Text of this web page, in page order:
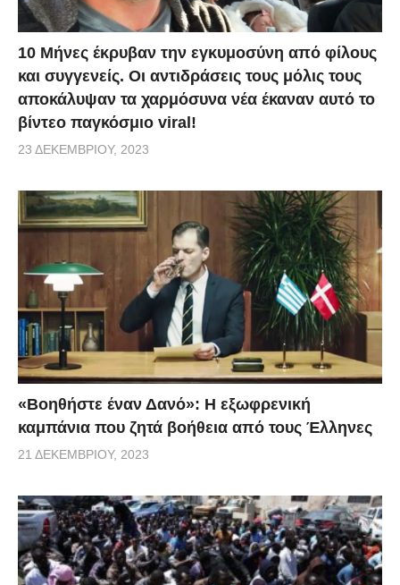
10 Μήνες έκρυβαν την εγκυμοσύνη από φίλους
και συγγενείς. Οι αντιδράσεις τους μόλις τους
αποκάλυψαν τα χαρμόσυνα νέα έκαναν αυτό το
βίντεο παγκόσμιο viral!
23 ΔΕΚΕΜΒΡΊΟΥ, 2023
«Βοηθήστε έναν Δανό»: H εξωφρενική
καμπάνια που ζητά βοήθεια από τους Έλληνες
21 ΔΕΚΕΜΒΡΊΟΥ, 2023